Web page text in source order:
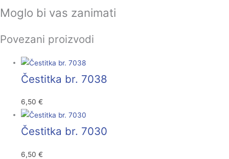
Moglo bi vas zanimati
Povezani proizvodi
Čestitka br. 7038
6,50€
Čestitka br. 7030
6,50€